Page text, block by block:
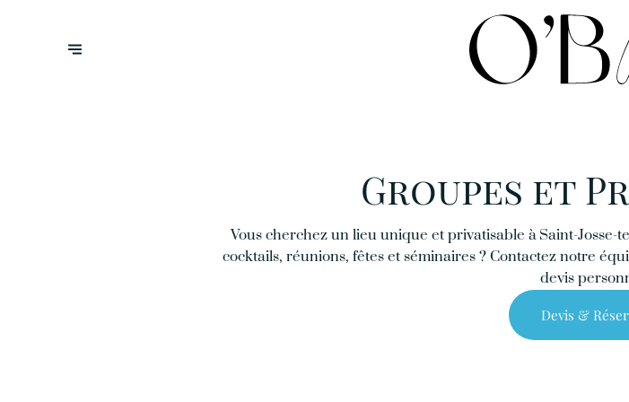
Groupes et
Vous cherchez un lieu unique et privatisable à Saint-
cocktails, réunions, fêtes et séminaires ? Contactez notre
devis
Devis &